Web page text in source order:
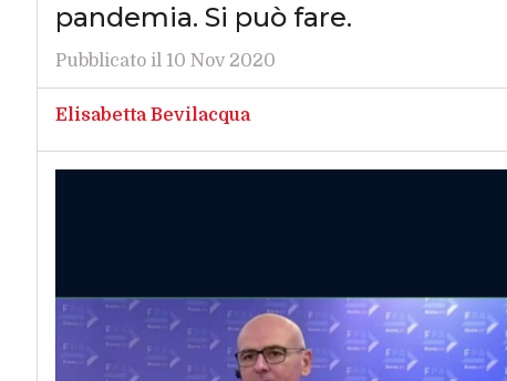
pandemia. Si può fare.
Pubblicato il 10 Nov 2020
Elisabetta Bevilacqua